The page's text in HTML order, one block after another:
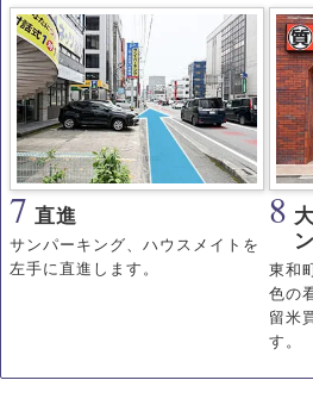
7 直進
サンパーキング、ハウスメイトを
左手に直進します。
8
東和
色の
留米
す。